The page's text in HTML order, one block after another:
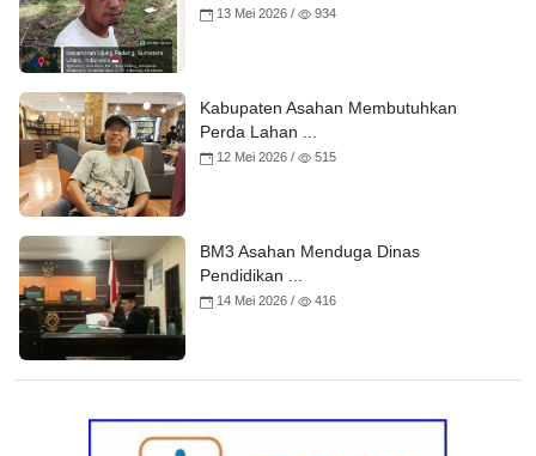
13 Mei 2026 / 934
Kabupaten Asahan Membutuhkan
Perda Lahan ...
12 Mei 2026 / 515
BM3 Asahan Menduga Dinas
Pendidikan ...
14 Mei 2026 / 416